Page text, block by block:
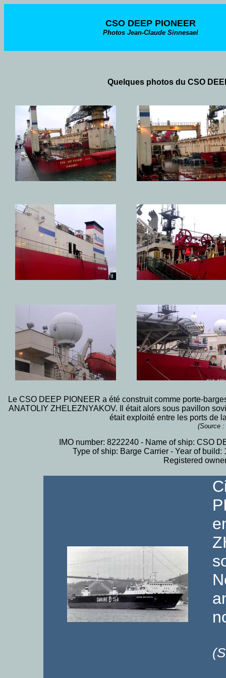
CSO DEEP PIONEER
Photos Jean-Claude Sinnesael
Quelques photos du CSO
Le CSO DEEP PIONEER a été construit comme porte-
ANATOLIY ZHELEZNYAKOV. Il était alors sous pavillon
était exploité entre les ports de
(Source :
IMO number: 8222240 - Name of ship: CSO
Type of ship: Barge Carrier - Year of
Registered